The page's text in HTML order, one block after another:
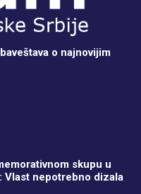
o najnovijim
skupu u
Vlast nepotrebno dizala